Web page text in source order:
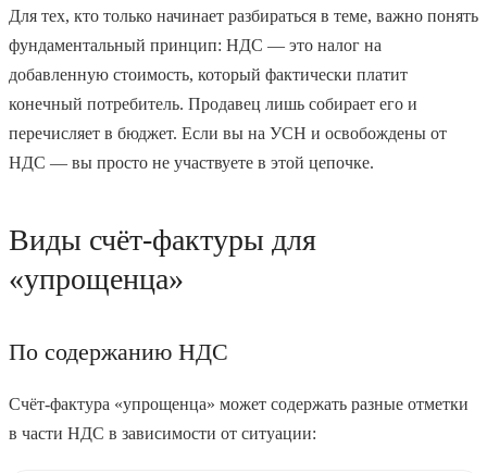
Для тех, кто только начинает разбираться в теме, важно понять
фундаментальный принцип: НДС — это налог на
добавленную стоимость, который фактически платит
конечный потребитель. Продавец лишь собирает его и
перечисляет в бюджет. Если вы на УСН и освобождены от
НДС — вы просто не участвуете в этой цепочке.
Виды счёт-фактуры для
«упрощенца»
По содержанию НДС
Счёт-фактура «упрощенца» может содержать разные отметки
в части НДС в зависимости от ситуации: